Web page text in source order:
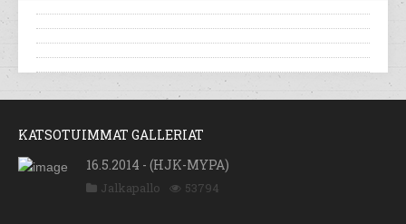
KATSOTUIMMAT GALLERIAT
16.5.2014 - (HJK-MYPA)
Jalkapallo 53794